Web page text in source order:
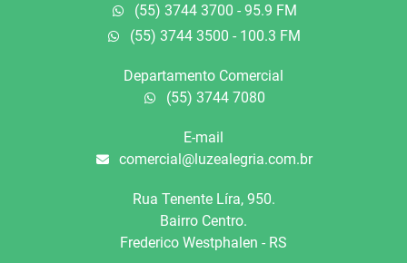
(55) 3744 3700 - 95.9 FM
(55) 3744 3500 - 100.3 FM
Departamento Comercial
(55) 3744 7080
E-mail
comercial@luzealegria.com.br
Rua Tenente Líra, 950.
Bairro Centro.
Frederico Westphalen - RS